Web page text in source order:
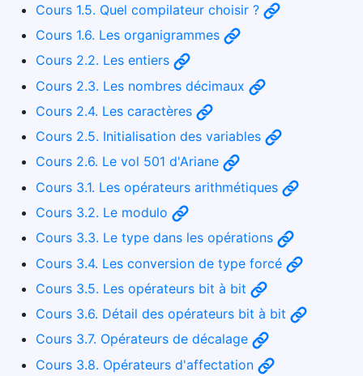
Cours 1.5. Quel compilateur choisir ?
Cours 1.6. Les organigrammes
Cours 2.2. Les entiers
Cours 2.3. Les nombres décimaux
Cours 2.4. Les caractères
Cours 2.5. Initialisation des variables
Cours 2.6. Le vol 501 d'Ariane
Cours 3.1. Les opérateurs arithmétiques
Cours 3.2. Le modulo
Cours 3.3. Le type dans les opérations
Cours 3.4. Les conversion de type forcé
Cours 3.5. Les opérateurs bit à bit
Cours 3.6. Détail des opérateurs bit à bit
Cours 3.7. Opérateurs de décalage
Cours 3.8. Opérateurs d'affectation